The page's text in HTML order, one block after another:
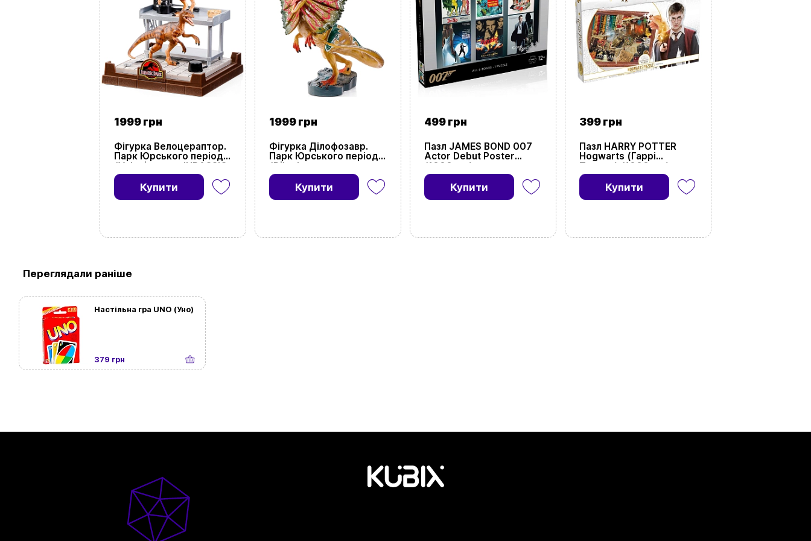
1999 грн
Фігурка Велоцераптор.
Парк Юрського періоду
(Velociraptor. JURASSIC
PARK Velociraptor)
Купити
1999 грн
Фігурка Ділофозавр.
Парк Юрського періоду
(Dilophosaurus.
JURASSIC PARK)
Купити
499 грн
Пазл JAMES BOND 007
Actor Debut Poster
(1000 шт.)
Купити
399 грн
Пазл HARRY POTTER
Hogwarts (Гаррі
Поттер) (1000 шт.)
Купити
Переглядали раніше
Настільна гра UNO (Уно)
379 грн
+380996393746
+380634324164
Замовити дзвінок
kubix.boardgames@gmail.com
Мова сайту:
UA
ㅤRU